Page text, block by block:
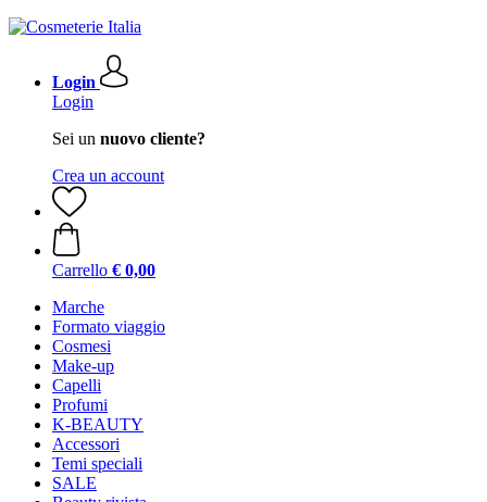
Login
Login
Sei un nuovo cliente?
Crea un account
Carrello € 0,00
Marche
Formato viaggio
Cosmesi
Make-up
Capelli
Profumi
K-BEAUTY
Accessori
Temi speciali
SALE